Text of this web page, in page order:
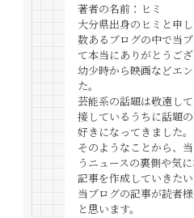
著者の名前：ヒミ
大分県出身のヒミと申し
数あるブログの中で当
て本当にありがとうござ
幼少時から映画などエ
た。
芸能系の話題は敬遠し
接しているうちに話題
好きになってきました。
そのようなことから、
うニュースの裏側や気
記事を作成していきたい
当ブログの記事が読者
と思います。